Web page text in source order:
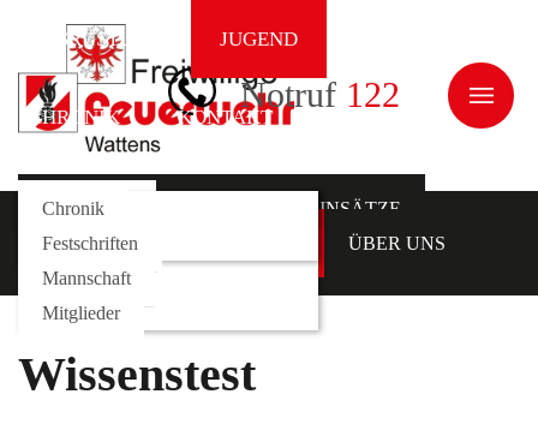
AUSRÜSTUNG JUGEND
CHRONIK KONTAKT
Notruf 122
NEWS
Galerie
EINSÄTZE
AUSRÜSTUNG
Fahrzeuge
Rollcontainer
ÜBER UNS
Kommando
Funktionäre
Mannschaft
Mitglieder
CHRONIK
Chronik
Festschriften
Wissenstest